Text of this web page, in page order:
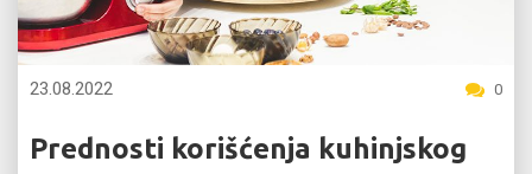
23.08.2022 0
Prednosti korišćenja kuhinjskog